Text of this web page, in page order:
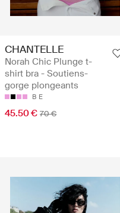
CHANTELLE
Norah Chic Plunge t-
shirt bra - Soutiens-
gorge plongeants
B E
45.50 € 70 €